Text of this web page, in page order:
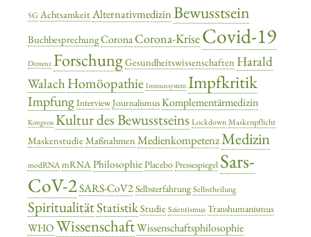
5G AchtsamkeitAlternativmedizinBewusstsein
BuchbesprechungCoronaCorona-KriseCovid-19
Demenz ForschungGesundheitswissenschaften Harald
Walach Homöopathie Immunsystem Impfkritik
ImpfungInterviewJournalismusKomplementärmedizin
Kongress Kultur des Bewusstseins LockdownMaskenpflicht
MaskenstudieMaßnahmen MedienkompetenzMedizin
modRNAmRNAPhilosophiePlaceboPressespiegel Sars-
CoV-2SARS-CoV2SelbsterfahrungSelbstheilung
SpiritualitätStatistikStudieSzientismusTranshumanismus
WHO WissenschaftWissenschaftsphilosophie